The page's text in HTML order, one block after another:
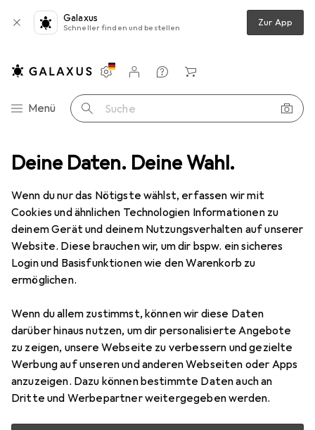
Deine Daten. Deine Wahl.
Wenn du nur das Nötigste wählst, erfassen wir mit
Cookies und ähnlichen Technologien Informationen zu
deinem Gerät und deinem Nutzungsverhalten auf unserer
Website. Diese brauchen wir, um dir bspw. ein sicheres
Login und Basisfunktionen wie den Warenkorb zu
ermöglichen.
Wenn du allem zustimmst, können wir diese Daten
darüber hinaus nutzen, um dir personalisierte Angebote
zu zeigen, unsere Webseite zu verbessern und gezielte
Werbung auf unseren und anderen Webseiten oder Apps
anzuzeigen. Dazu können bestimmte Daten auch an
Dritte und Werbepartner weitergegeben werden.
Galaxus
Schneller finden und bestellen Zur App
Navigation nach Kategorien
Menü Suche
Einstellungen
Kundenkonto
Vergleichslisten
Merklisten
Warenkorb
Bondage + Fetisch BDSM Zubehör Master Series Dragon's Orb
5 Bilder
Master Series Dragon's Orb
EUR
21,63
1
Bewertungen Marke
Mehr von Master Series
Mehr als 10 Stück an Lager beim Lieferanten